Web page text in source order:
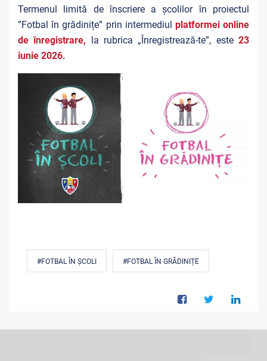
Termenul limită de înscriere a școlilor în proiectul
”Fotbal în grădinițe” prin intermediul platformei online
de înregistrare, la rubrica „Înregistrează-te”, este23
iunie 2026.
#FOTBAL ÎN ȘCOLI #FOTBAL ÎN GRĂDINIȚE